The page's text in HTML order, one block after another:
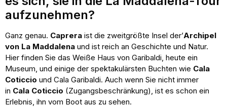
aufzunehmen?
Ganz genau. Caprera ist die zweitgrößte Insel der’Archipel
von La Maddalena und ist reich an Geschichte und Natur.
Hier finden Sie das Weiße Haus von Garibaldi, heute ein
Museum, und einige der spektakulärsten Buchten wie Cala
Coticcio und Cala Garibaldi. Auch wenn Sie nicht immer
in Cala Coticcio (Zugangsbeschränkung), ist es schon ein
Erlebnis, ihn vom Boot aus zu sehen.